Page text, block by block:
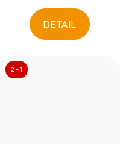
DETAIL
2 + 1